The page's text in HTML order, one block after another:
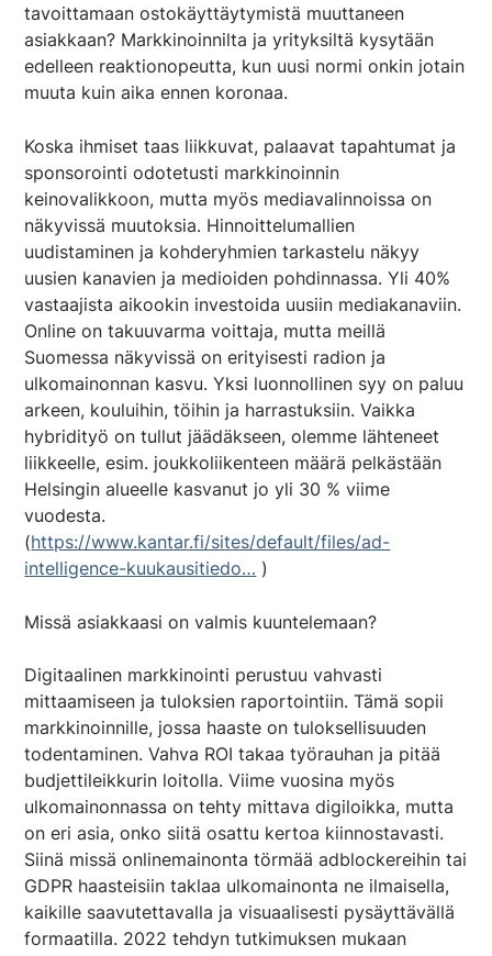
tavoittamaan ostokäyttäytymistä muuttaneen
asiakkaan? Markkinoinnilta ja yrityksiltä kysytään
edelleen reaktionopeutta, kun uusi normi onkin jotain
muuta kuin aika ennen koronaa.
Koska ihmiset taas liikkuvat, palaavat tapahtumat ja
sponsorointi odotetusti markkinoinnin
keinovalikkoon, mutta myös mediavalinnoissa on
näkyvissä muutoksia. Hinnoittelumallien
uudistaminen ja kohderyhmien tarkastelu näkyy
uusien kanavien ja medioiden pohdinnassa. Yli 40%
vastaajista aikookin investoida uusiin mediakanaviin.
Online on takuuvarma voittaja, mutta meillä
Suomessa näkyvissä on erityisesti radion ja
ulkomainonnan kasvu. Yksi luonnollinen syy on paluu
arkeen, kouluihin, töihin ja harrastuksiin. Vaikka
hybridityö on tullut jäädäkseen, olemme lähteneet
liikkeelle, esim. joukkoliikenteen määrä pelkästään
Helsingin alueelle kasvanut jo yli 30 % viime
vuodesta.
(https://www.kantar.fi/sites/default/files/ad-
intelligence-kuukausitiedo… )
Missä asiakkaasi on valmis kuuntelemaan?
Digitaalinen markkinointi perustuu vahvasti
mittaamiseen ja tuloksien raportointiin. Tämä sopii
markkinoinnille, jossa haaste on tuloksellisuuden
todentaminen. Vahva ROI takaa työrauhan ja pitää
budjettileikkurin loitolla. Viime vuosina myös
ulkomainonnassa on tehty mittava digiloikka, mutta
on eri asia, onko siitä osattu kertoa kiinnostavasti.
Siinä missä onlinemainonta törmää adblockereihin tai
GDPR haasteisiin taklaa ulkomainonta ne ilmaisella,
kaikille saavutettavalla ja visuaalisesti pysäyttävällä
formaatilla. 2022 tehdyn tutkimuksen mukaan